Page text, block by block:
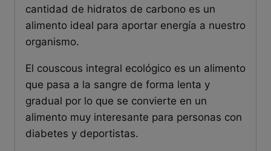
cantidad de hidratos de carbono es un
alimento ideal para aportar energía a nuestro
organismo.
El couscous integral ecológico es un alimento
que pasa a la sangre de forma lenta y
gradual por lo que se convierte en un
alimento muy interesante para personas con
diabetes y deportistas.